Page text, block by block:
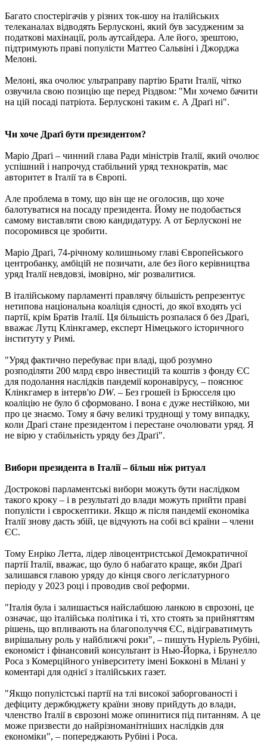
Багато спостерігачів у різних ток-шоу на італійських
телеканалах відводять Берлусконі, який був засудженим за
податкові махінації, роль аутсайдера. Але його, зрештою,
підтримують праві популісти Маттео Сальвіні і Джорджа
Мелоні.
Мелоні, яка очолює ультраправу партію Брати Італії, чітко
озвучила свою позицію ще перед Різдвом: "Ми хочемо бачити
на цій посаді патріота. Берлусконі таким є. А Драґі ні".
Чи хоче Драґі бути президентом?
Маріо Драґі – чинний глава Ради міністрів Італії, який очолює
успішний і напрочуд стабільний уряд технократів, має
авторитет в Італії та в Європі.
Але проблема в тому, що він ще не оголосив, що хоче
балотуватися на посаду президента. Йому не подобається
самому виставляти свою кандидатуру. А от Берлусконі не
посоромився це зробити.
Маріо Драґі, 74-річному колишньому главі Європейського
центробанку, амбіцій не позичати, але без його керівництва
уряд Італії невдовзі, імовірно, міг розвалитися.
В італійському парламенті правлячу більшість репрезентує
нетипова національна коаліція єдності, до якої входять усі
партії, крім Братів Італії. Ця більшість розпалася б без Драґі,
вважає Лутц Клінкгамер, експерт Німецького історичного
інституту у Римі.
"Уряд фактично перебуває при владі, щоб розумно
розподіляти 200 млрд євро інвестицій та коштів з фонду ЄС
для подолання наслідків пандемії коронавірусу, – пояснює
Клінкгамер в інтерв'ю DW. – Без грошей із Брюсселя цю
коаліцію не було б сформовано. І вона є дуже нестійкою, ми
про це знаємо. Тому я бачу великі труднощі у тому випадку,
коли Драґі стане президентом і перестане очолювати уряд. Я
не вірю у стабільність уряду без Драґі".
Вибори президента в Італії – більш ніж ритуал
Дострокові парламентські вибори можуть бути наслідком
такого кроку – і в результаті до влади можуть прийти праві
популісти і євроскептики. Якщо ж після пандемії економіка
Італії знову дасть збій, це відчують на собі всі країни – члени
ЄС.
Тому Енріко Летта, лідер лівоцентристської Демократичної
партії Італії, вважає, що було б набагато краще, якби Драґі
залишався главою уряду до кінця свого легіслатурного
періоду у 2023 році і проводив свої реформи.
"Італія була і залишається найслабшою ланкою в єврозоні, це
означає, що італійська політика і ті, хто стоять за прийняттям
рішень, що впливають на благополуччя ЄС, відіграватимуть
вирішальну роль у найближчі роки", – пишуть Нуріель Рубіні,
економіст і фінансовий консультант із Нью-Йорка, і Брунелло
Роса з Комерційного університету імені Бокконі в Мілані у
коментарі для однієї з італійських газет.
"Якщо популістські партії на тлі високої заборгованості і
дефіциту держбюджету країни знову прийдуть до влади,
членство Італії в єврозоні може опинитися під питанням. А це
може призвести до найрізноманітніших наслідків для
економіки", – попереджають Рубіні і Роса.